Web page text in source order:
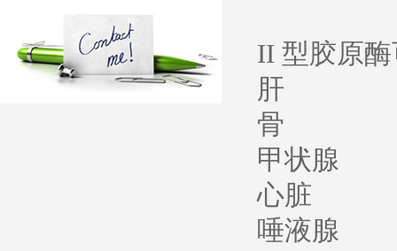
II 型胶原
肝
骨
甲状腺
心脏
唾液腺